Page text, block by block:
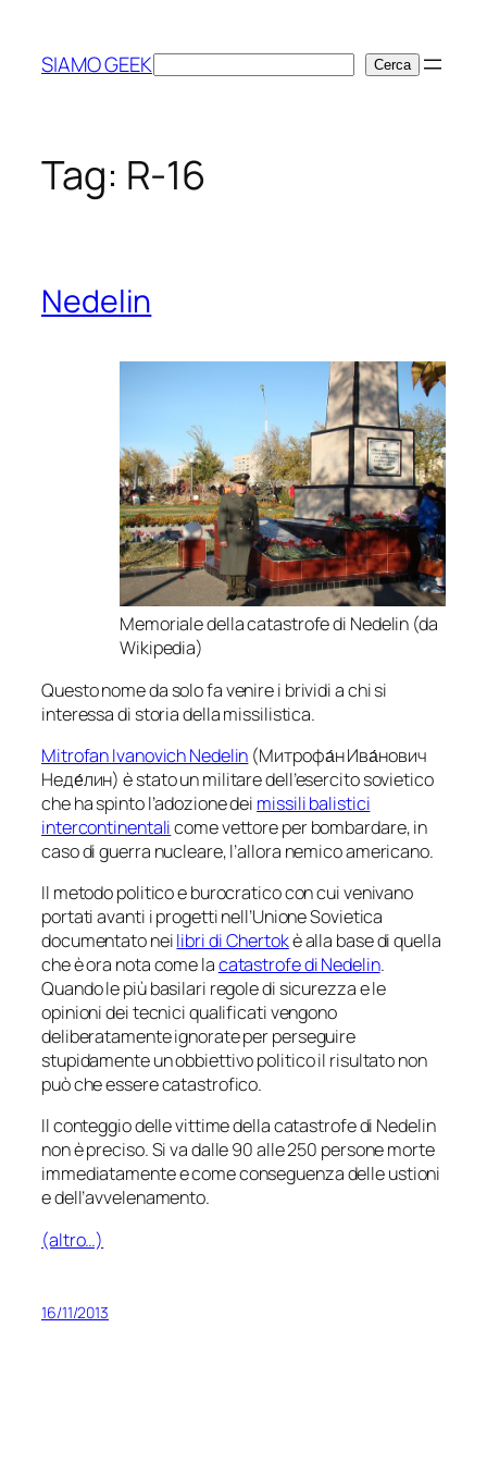
contenuto
SIAMO GEEKCerca Cerca
Tag: R-16
Nedelin
Memoriale della catastrofe di Nedelin (da
Wikipedia)
Questo nome da solo fa venire i brividi a chi si
interessa di storia della missilistica.
Mitrofan Ivanovich Nedelin (Митрофа́н Ива́нович
Неде́лин) è stato un militare dell’esercito sovietico
che ha spinto l’adozione dei missili balistici
intercontinentalicome vettore per bombardare, in
caso di guerra nucleare, l’allora nemico americano.
Il metodo politico e burocratico con cui venivano
portati avanti i progetti nell’Unione Sovietica
documentato neilibri di Chertokè alla base di quella
che è ora nota come lacatastrofe di Nedelin.
Quando le più basilari regole di sicurezza e le
opinioni dei tecnici qualificati vengono
deliberatamente ignorate per perseguire
stupidamente un obbiettivo politico il risultato non
può che essere catastrofico.
Il conteggio delle vittime della catastrofe di Nedelin
non è preciso. Si va dalle 90 alle 250 persone morte
immediatamente e come conseguenza delle ustioni
e dell’avvelenamento.
(altro…)
16/11/2013